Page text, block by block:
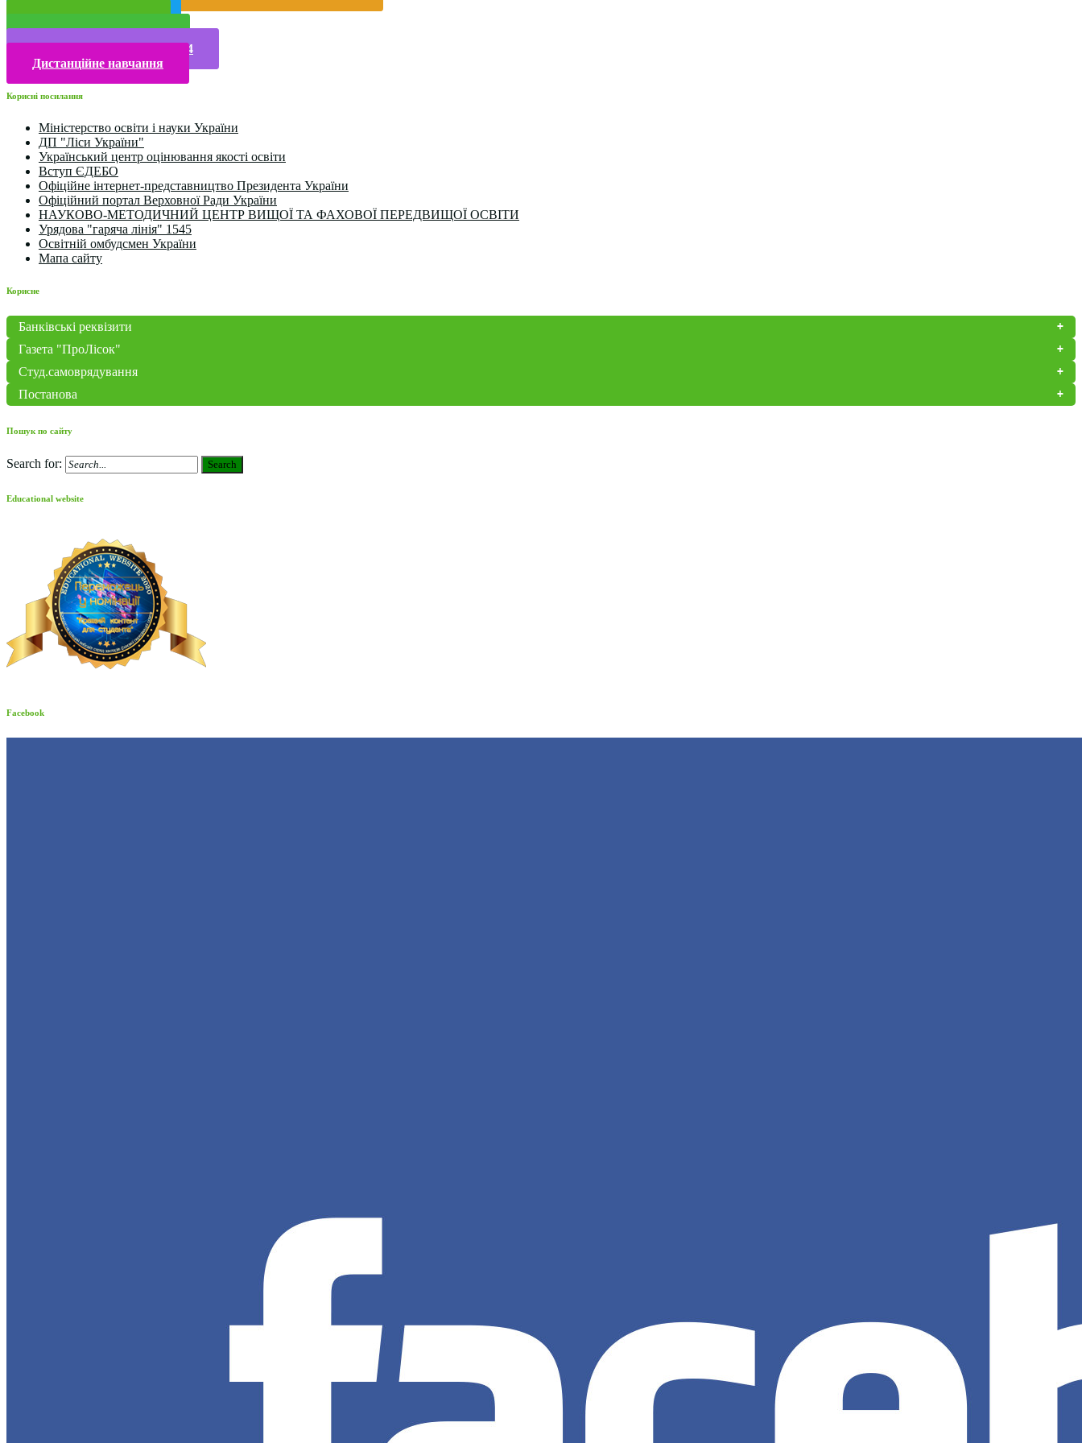
Конкурси та олімпіади 2024
Дистанційне навчання
Корисні посилання
Міністерство освіти і науки України
ДП "Ліси України"
Український центр оцінювання якості освіти
Вступ ЄДЕБО
Офіційне інтернет-представництво Президента України
Офіційний портал Верховної Ради України
НАУКОВО-МЕТОДИЧНИЙ ЦЕНТР ВИЩОЇ ТА ФАХОВОЇ ПЕРЕДВИЩОЇ ОСВІТИ
Урядова "гаряча лінія" 1545
Освітній омбудсмен України
Мапа сайту
Корисне
Банківські реквізити
Газета "ПроЛісок"
Студ.самоврядування
Постанова
Пошук по сайту
Search for: Search
Educational website
Facebook